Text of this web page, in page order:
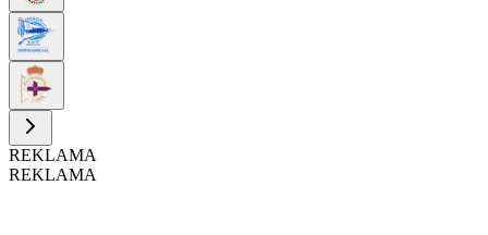
REKLAMA
REKLAMA